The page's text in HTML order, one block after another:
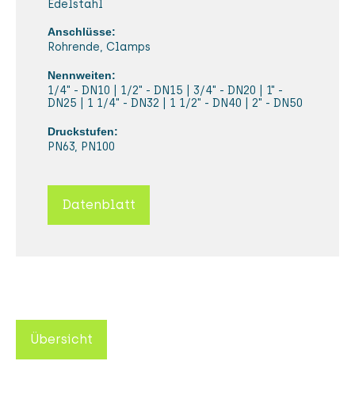
Edelstahl
Anschlüsse:
Rohrende, Clamps
Nennweiten:
1/4" - DN10 | 1/2" - DN15 | 3/4" - DN20 | 1" -
DN25 | 1 1/4" - DN32 | 1 1/2" - DN40 | 2" - DN50
Druckstufen:
PN63, PN100
Datenblatt
Übersicht